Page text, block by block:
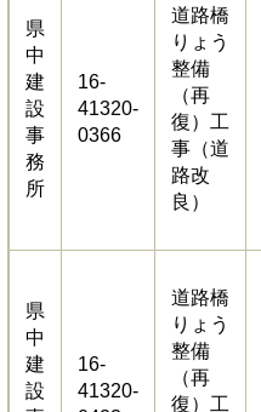
県
中
建
設
事
務
所
16-
41320-
0366
道路橋
りょう
整備
（再
復）工
事（道
路改
良）
県
中
建
設
16-
41320-
道路橋
りょう
整備
（再
復）工